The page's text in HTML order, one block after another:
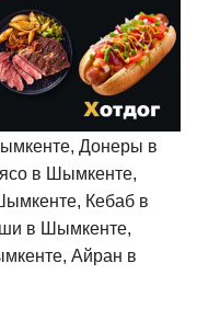
Донеры в
в Шымкенте,
Кебаб в
в Шымкенте,
Айран в